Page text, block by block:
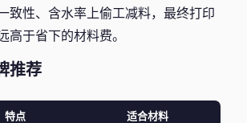
致性、含水率上偷工减料，最终打印
高于省下的材料费。
推荐
特点 适合材料